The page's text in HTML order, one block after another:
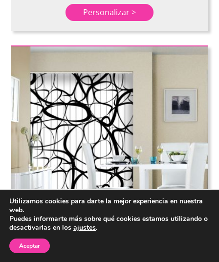
Personalizar >
Utilizamos cookies para darte la mejor experiencia en nuestra
web.
Puedes informarte más sobre qué cookies estamos utilizando o
desactivarlas en los ajustes.
Aceptar